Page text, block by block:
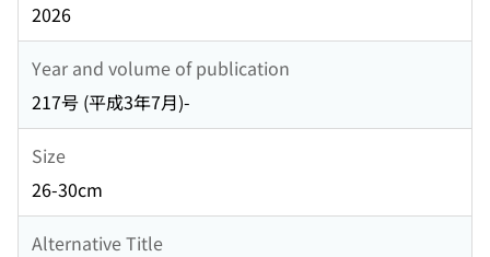
2026
Year and volume of publication
217号 (平成3年7月)-
Size
26-30cm
Alternative Title